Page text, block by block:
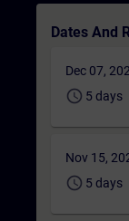
Dates And
Dec 07,
schedule 5 days
Nov 15,
schedule 5 days